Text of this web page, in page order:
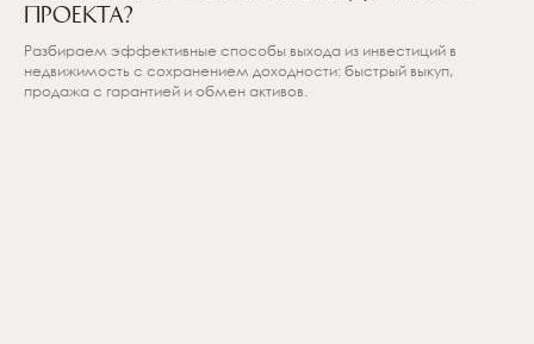
проекта?
Разбираем эффективные способы выхода из инвестиций в
недвижимость с сохранением доходности: быстрый выкуп,
продажа с гарантией и обмен активов.